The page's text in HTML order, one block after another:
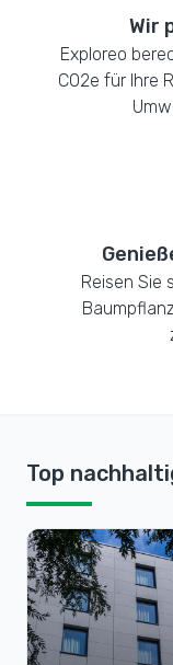
Wir
Exploreo
CO2e für Ihre
Reisen Sie
Top